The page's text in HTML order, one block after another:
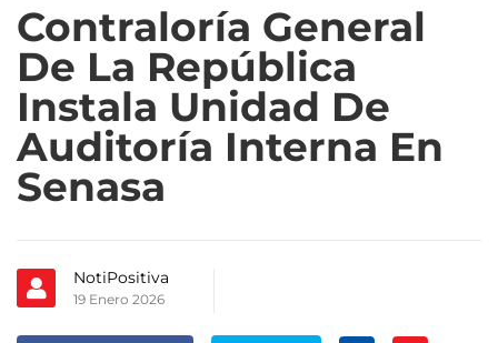
Contraloría General
De La República
Instala Unidad De
Auditoría Interna En
Senasa
NotiPositiva
19 Enero 2026